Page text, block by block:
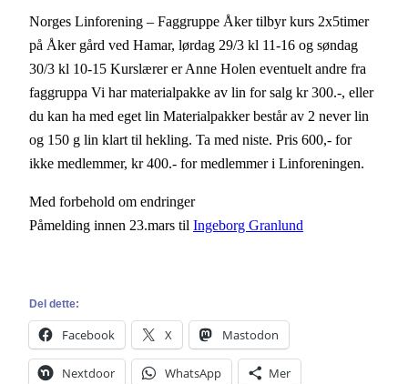
Norges Linforening – Faggruppe Åker tilbyr kurs 2x5timer
på Åker gård ved Hamar, lørdag 29/3 kl 11-16 og søndag
30/3 kl 10-15 Kurslærer er Anne Holen eventuelt andre fra
faggruppa Vi har materialpakke av lin for salg kr 300.-, eller
du kan ha med eget lin Materialpakker består av 2 never lin
og 150 g lin klart til hekling. Ta med niste. Pris 600,- for
ikke medlemmer, kr 400.- for medlemmer i Linforeningen.
Med forbehold om endringer
Påmelding innen 23.mars til Ingeborg Granlund
Del dette:
Facebook X Mastodon
Nextdoor WhatsApp Mer